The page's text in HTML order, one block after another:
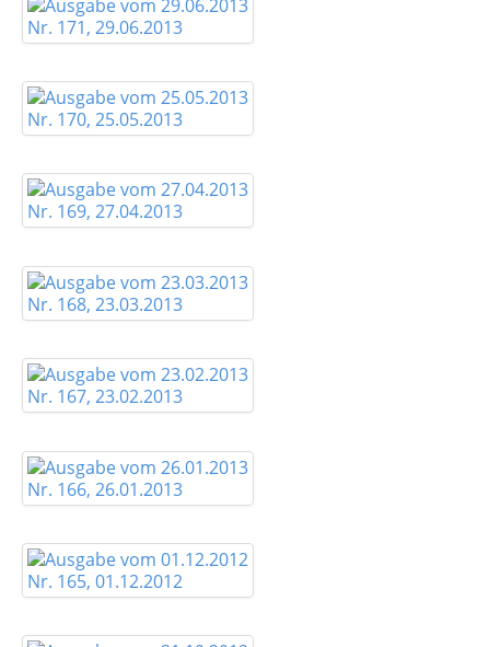
Nr. 171, 29.06.2013
Nr. 170, 25.05.2013
Nr. 169, 27.04.2013
Nr. 168, 23.03.2013
Nr. 167, 23.02.2013
Nr. 166, 26.01.2013
Nr. 165, 01.12.2012